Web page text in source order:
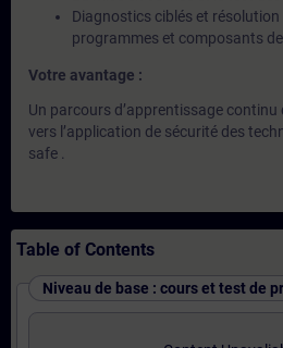
Diagnostics ciblés et
programmes et composants de
Votre avantage :
Un parcours d’apprentissage
vers l’application de sécurité des
safe .
Table of Contents
Niveau de base : cours et test de